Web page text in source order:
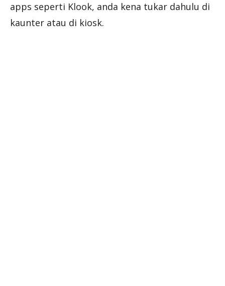
apps seperti Klook, anda kena tukar dahulu di
kaunter atau di kiosk.